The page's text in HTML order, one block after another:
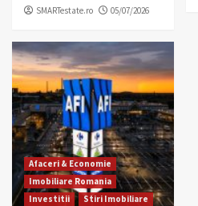
SMARTestate.ro 05/07/2026
Afaceri & Economie
Imobiliare Romania
Investitii
Stiri Imobiliare